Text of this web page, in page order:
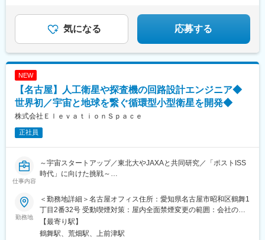
気になる 応募する
NEW
【名古屋】人工衛星や探査機の回路設計エンジニア◆
世界初／宇宙と地球を繋ぐ循環型小型衛星を開発◆
株式会社ＥｌｅｖａｔｉｏｎＳｐａｃｅ
正社員
仕事内容
～宇宙スタートアップ／東北大やJAXAと共同研究／「ポストISS
時代」に向けた挑戦～
■業務内容
人工衛星や探査機等の宇宙機の計算機を中心とした電気系コンポ
ーネントの開発に従事します。
具体的には、計算機やインタフェース回路を含む電子機器の開発
（デジタル／アナログ回路設計、FPGA設計、オンボード電源設
勤務地
＜勤務地詳細＞名古屋オフィス住所：愛知県名古屋市昭和区鶴舞1
丁目2番32号 受動喫煙対策：屋内全面禁煙変更の範囲：会社の定
める事業所（リモートワーク含む）
【最寄り駅】
鶴舞駅、荒畑駅、上前津駅